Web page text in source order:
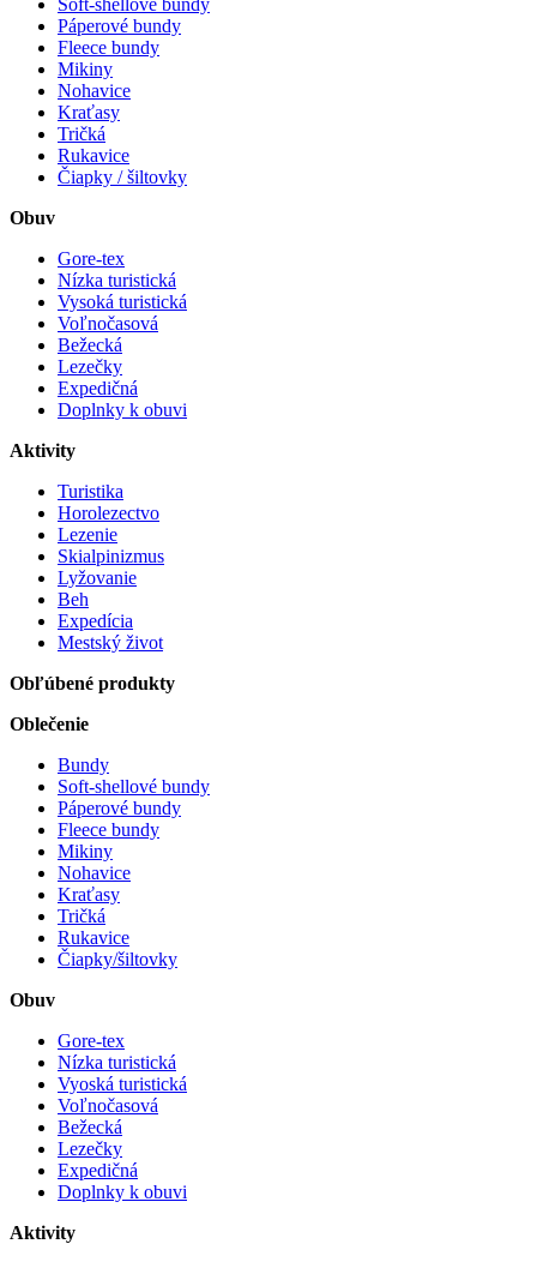
Soft-shellové bundy
Páperové bundy
Fleece bundy
Mikiny
Nohavice
Kraťasy
Tričká
Rukavice
Čiapky / šiltovky
Obuv
Gore-tex
Nízka turistická
Vysoká turistická
Voľnočasová
Bežecká
Lezečky
Expedičná
Doplnky k obuvi
Aktivity
Turistika
Horolezectvo
Lezenie
Skialpinizmus
Lyžovanie
Beh
Expedícia
Mestský život
Obľúbené produkty
Oblečenie
Bundy
Soft-shellové bundy
Páperové bundy
Fleece bundy
Mikiny
Nohavice
Kraťasy
Tričká
Rukavice
Čiapky/šiltovky
Obuv
Gore-tex
Nízka turistická
Vyoská turistická
Voľnočasová
Bežecká
Lezečky
Expedičná
Doplnky k obuvi
Aktivity